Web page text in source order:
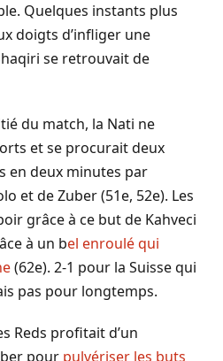
Quelques instants plus
doigts d’infliger une
se retrouvait de
du match, la Nati ne
et se procurait deux
en deux minutes par
et de Zuber (51e, 52e). Les
grâce à ce but de Kahveci
à un bel enroulé qui
(62e). 2-1 pour la Suisse qui
pas pour longtemps.
Reds profitait d’un
pour pulvériser les buts